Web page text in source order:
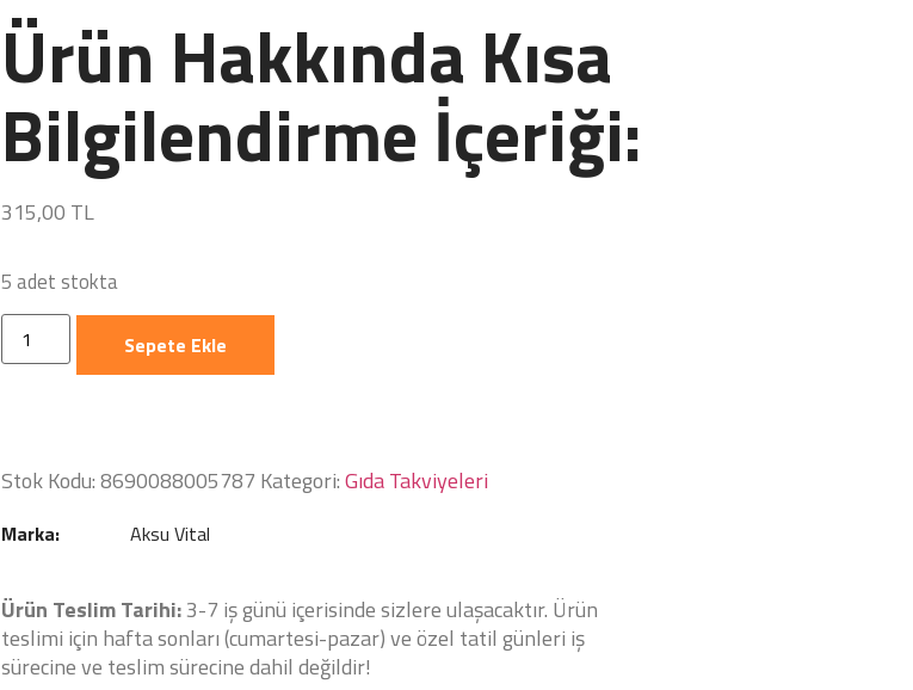
Ürün Hakkında Kısa
Bilgilendirme İçeriği:
315,00 TL
5 adet stokta
Sepete Ekle
Stok Kodu:8690088005787 Kategori:Gıda Takviyeleri
Marka: Aksu Vital
Ürün Teslim Tarihi:3-7 iş günü içerisinde sizlere ulaşacaktır. Ürün
teslimi için hafta sonları (cumartesi-pazar) ve özel tatil günleri iş
sürecine ve teslim sürecine dahil değildir!